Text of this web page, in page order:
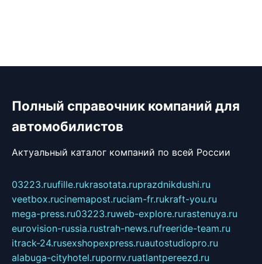
Полный справочник компаний для
автомобилистов
Актуальный каталог компаний по всей России
03223.ruufille.rukrasotata.ruprazdnikdushi.ru
veetbox.rucinemapost.ruciam-fr.rukraft-you.ru
mega-press.ru03223.ruweb-explore.rurastenuya.ru
eurovision-russia.rustrah-news.rufreeride-team.ru
itrack-24.rusexshopexpress.ruautostudiopro.ru
alabuga-cityhotel.rupornv.ruatlantpereezd.ru